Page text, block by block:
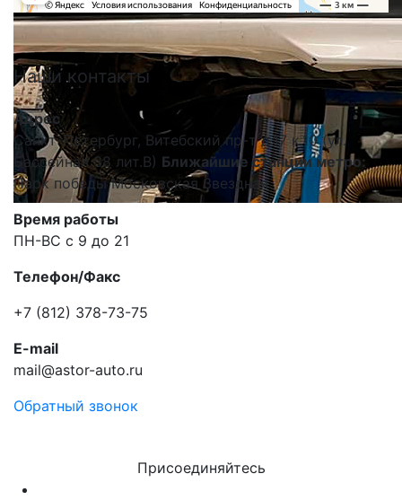
Нашиконтакты
Адрес
Санкт-Петербург, Витебский пр-т д.17 к.10 (ул.
Бассейная 38 лит.В) Ближайшие станции метро:
Парк победы Московская Звездная.
Время работы
ПН-ВС с 9 до 21
Телефон/Факс
+7 (812) 378-73-75
E-mail
mail@astor-auto.ru
Обратный звонок
Присоединяйтесь